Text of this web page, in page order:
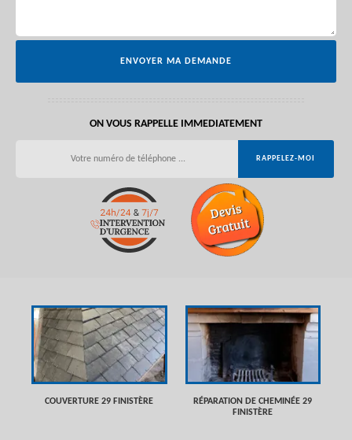
ON VOUS RAPPELLE IMMEDIATEMENT
COUVERTURE 29 FINISTÈRE
RÉPARATION DE CHEMINÉE 29
FINISTÈRE